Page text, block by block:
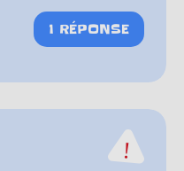
1 RÉPONSE